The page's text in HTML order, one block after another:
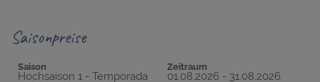
Saisonpreise
Saison
Hochsaison 1 - Temporada
Zeitraum
01.08.2026 - 31.08.2026